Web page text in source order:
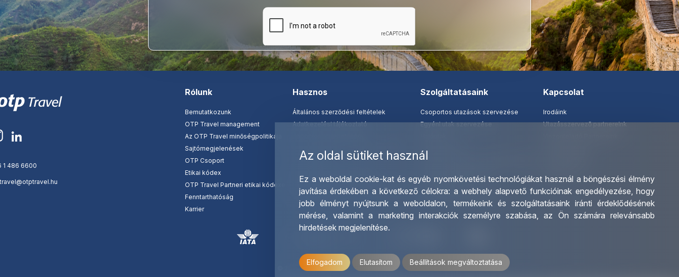
Az oldal sütiket használ
Ez a weboldal cookie-kat és egyéb nyomkövetési technológiákat használ a böngészési élmény
javítása érdekében a következő célokra: a webhely alapvető funkcióinak engedélyezése,hogy
jobb élményt nyújtsunk a weboldalon, termékeink és szolgáltatásaink iránti érdeklődésének
mérése, valamint a marketing interakciók személyre szabása,az Ön számára relevánsabb
hirdetések megjelenítése.
Elfogadom Elutasítom Beállítások megváltoztatása
1 486 6600
Rólunk
Bemutatkozunk
OTP Travel management
Az OTP Travel minőségpolitikája
Sajtómegjelenések
OTP Csoport
Etikai kódex
OTP Travel Partneri etikai kódexe
Fenntarthatóság
Karrier
Hasznos
Általános szerződési feltételek
Adatkezelési tájékoztató
Biztosítások
Jognyilatkozat
Szolgáltatásaink
Csoportos utazások szervezése
Egyéni utak szervezése
Nemzetközi tanár és diákigazolványok
Ajándékutalvány
OTP Travel kedvezmények
Kapcsolat
Irodáink
Utazásszervező partnereink
© 2026 OTP Travel Minden jog fenntartva